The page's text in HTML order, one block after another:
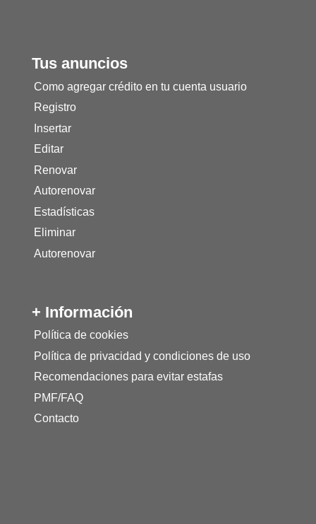
Tus anuncios
Como agregar crédito en tu cuenta usuario
Registro
Insertar
Editar
Renovar
Autorenovar
Estadísticas
Eliminar
Autorenovar
+ Información
Política de cookies
Política de privacidad y condiciones de uso
Recomendaciones para evitar estafas
PMF/FAQ
Contacto